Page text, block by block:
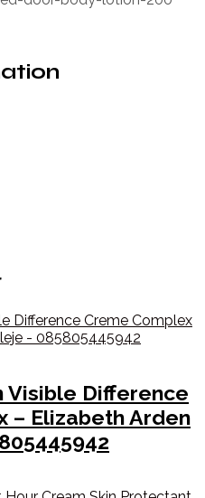
Visible Difference
– Elizabeth Arden